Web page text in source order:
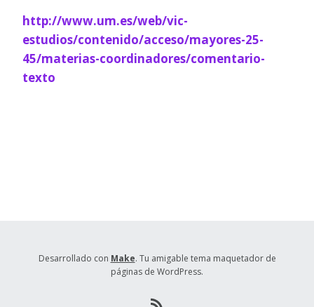
http://www.um.es/web/vic-
estudios/contenido/acceso/mayores-25-
45/materias-coordinadores/comentario-
texto
Desarrollado con Make. Tu amigable tema maquetador de
páginas de WordPress.